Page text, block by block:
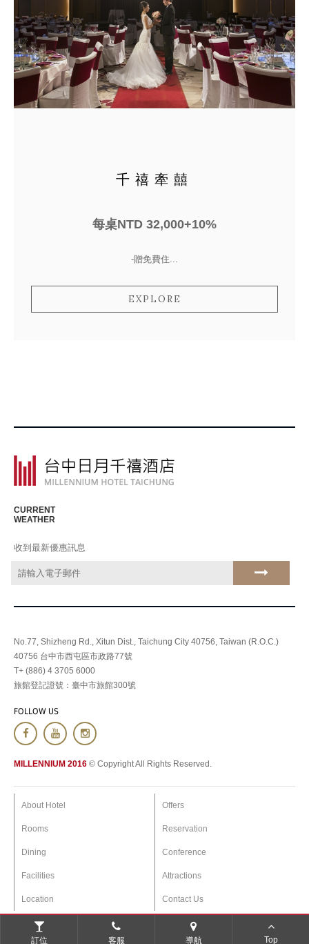
千禧牽囍
每桌NTD 32,000+10%
-贈免費住...
EXPLORE
CURRENT
WEATHER
收到最新優惠訊息
No.77, Shizheng Rd., Xitun Dist., Taichung City 40756, Taiwan (R.O.C.)
40756 台中市西屯區市政路77號
T+ (886) 4 3705 6000
旅館登記證號：臺中市旅館300號
FOLLOW US
MILLENNIUM 2016 © Copyright All Rights Reserved.
About Hotel Offers
Rooms Reservation
Dining Conference
Facilities Attractions
Location Contact Us
訂位 客服 導航 Top